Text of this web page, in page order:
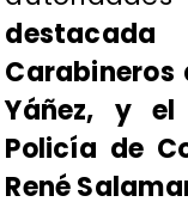
Carabineros
Yáñez, y
Policía de
René